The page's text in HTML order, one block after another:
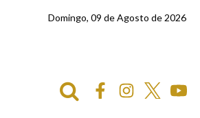
Domingo, 09 de Agosto de 2026